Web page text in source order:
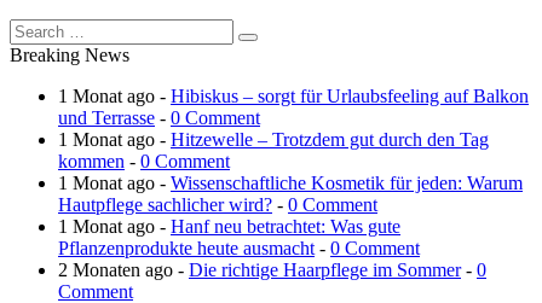
Breaking News
1 Monat ago - Hibiskus – sorgt für Urlaubsfeeling auf Balkon
und Terrasse - 0 Comment
1 Monat ago - Hitzewelle – Trotzdem gut durch den Tag
kommen - 0 Comment
1 Monat ago - Wissenschaftliche Kosmetik für jeden: Warum
Hautpflege sachlicher wird? - 0 Comment
1 Monat ago - Hanf neu betrachtet: Was gute
Pflanzenprodukte heute ausmacht - 0 Comment
2 Monaten ago - Die richtige Haarpflege im Sommer- 0
Comment